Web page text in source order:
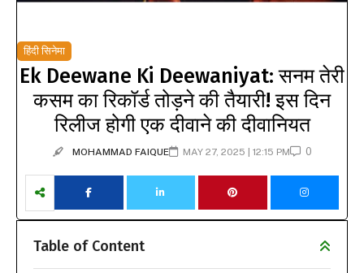
हिंदी सिनेमा
Ek Deewane Ki Deewaniyat: सनम तेरी
कसम का रिकॉर्ड तोड़ने की तैयारी! इस दिन
रिलीज होगी एक दीवाने की दीवानियत
MOHAMMAD FAIQUE MAY 27, 2025 | 12:15 PM 0
Table of Content